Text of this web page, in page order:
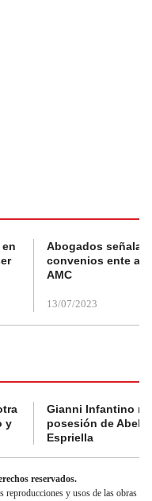
Abogados
convenios ente
AMC
13/07/2023
y
Gianni Infantino
posesión de
Espriella
reservados.
y usos de las obras